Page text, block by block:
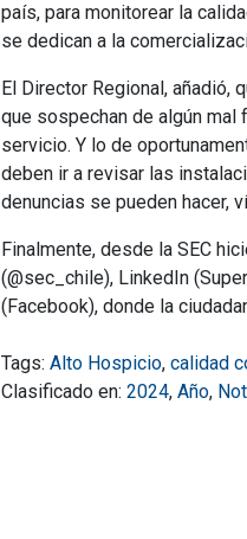
país, para monitorear la
se dedican a la
El Director Regional,
que sospechan de algún
servicio. Y lo de
deben ir a revisar las
denuncias se pueden hacer,
Finalmente, desde la SEC
(@sec_chile), LinkedIn
(Facebook), donde la
Tags: Alto Hospicio, calidad
Clasificado en: 2024, Año,